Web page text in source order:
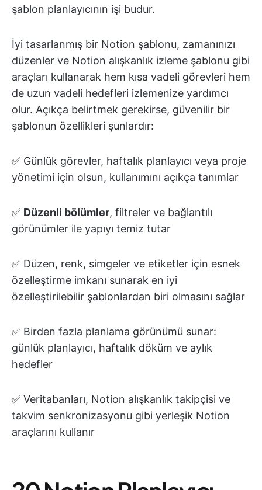
şablon planlayıcının işi budur.
İyi tasarlanmış bir Notion şablonu, zamanınızı
düzenler ve Notion alışkanlık izleme şablonu gibi
araçları kullanarak hem kısa vadeli görevleri hem
de uzun vadeli hedefleri izlemenize yardımcı
olur. Açıkça belirtmek gerekirse, güvenilir bir
şablonun özellikleri şunlardır:
✅ Günlük görevler, haftalık planlayıcı veya proje
yönetimi için olsun, kullanımını açıkça tanımlar
✅ Düzenli bölümler, filtreler ve bağlantılı
görünümler ile yapıyı temiz tutar
✅ Düzen, renk, simgeler ve etiketler için esnek
özelleştirme imkanı sunarak en iyi
özelleştirilebilir şablonlardan biri olmasını sağlar
✅ Birden fazla planlama görünümü sunar:
günlük planlayıcı, haftalık döküm ve aylık
hedefler
✅ Veritabanları, Notion alışkanlık takipçisi ve
takvim senkronizasyonu gibi yerleşik Notion
araçlarını kullanır